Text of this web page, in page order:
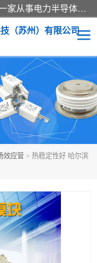
苏州沛易电子科技有限公司是一家从事电力半导体器件和电子元器件的专业代理及分销商，产品包括：IGBT模块、IPM模块、PIM模块、二极管、三极管、可控硅、整流桥、IGBT单管、IGBT电路驱动板、GTR达林顿模块、快恢复二极管、肖特基二极管、熔断器、IC集成电路、快速熔断器等。
（苏州）有限公司
效应管 > 热稳定性好 哈尔滨
飞凌
飞凌IGBT模块
IXYS艾赛斯可控硅
西门康可控硅
闸管